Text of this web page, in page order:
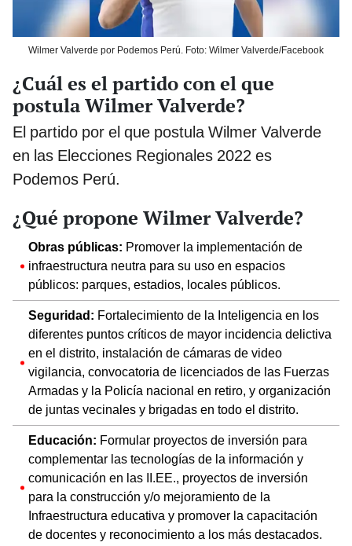
Wilmer Valverde por Podemos Perú. Foto: Wilmer Valverde/Facebook
¿Cuál es el partido con el que
postula Wilmer Valverde?
El partido por el que postula Wilmer Valverde
en las Elecciones Regionales 2022 es
Podemos Perú.
¿Qué propone Wilmer Valverde?
Obras públicas: Promover la implementación de
infraestructura neutra para su uso en espacios
públicos: parques, estadios, locales públicos.
Seguridad: Fortalecimiento de la Inteligencia en los
diferentes puntos críticos de mayor incidencia delictiva
en el distrito, instalación de cámaras de video
vigilancia, convocatoria de licenciados de las Fuerzas
Armadas y la Policía nacional en retiro, y organización
de juntas vecinales y brigadas en todo el distrito.
Educación: Formular proyectos de inversión para
complementar las tecnologías de la información y
comunicación en las II.EE., proyectos de inversión
para la construcción y/o mejoramiento de la
Infraestructura educativa y promover la capacitación
de docentes y reconocimiento a los más destacados.